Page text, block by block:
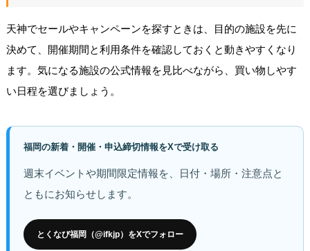
天神でセールやキャンペーンを探すときは、目的の施設を先に
決めて、開催期間と利用条件を確認しておくと動きやすくなり
ます。気になる施設の公式情報を見比べながら、買い物しやす
い日程を選びましょう。
福岡の新着・開催・申込締切情報をXで受け取る
週末イベントや期間限定情報を、日付・場所・注意点と
ともにお知らせします。
とくなび福岡（@ifkjp）をXでフォロー